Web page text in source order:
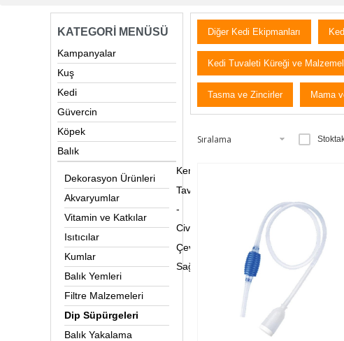
KATEGORI MENÜSÜ
Kampanyalar
Kuş
Kedi
Güvercin
Köpek
Balık
Dekorasyon Ürünleri
Akvaryumlar
Vitamin ve Katkılar
Isıtıcılar
Kumlar
Balık Yemleri
Filtre Malzemeleri
Dip Süpürgeleri
Balık Yakalama
Kemirgen&Sürüngen
Tavuk
-
Civciv
Çevre
Sağlığı
Diğer Kedi Ekipmanları
Kedi Tuvaleti Küreği ve
Tasma ve Zincirler Mama